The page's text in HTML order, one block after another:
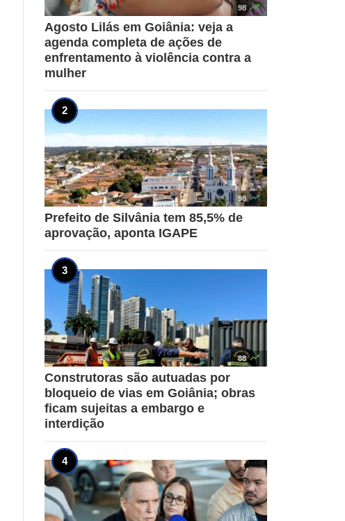
98 
Agosto Lilás em Goiânia: veja a
agenda completa de ações de
enfrentamento à violência contra a
mulher
98 
Prefeito de Silvânia tem 85,5% de
aprovação, aponta IGAPE
88 
Construtoras são autuadas por
bloqueio de vias em Goiânia; obras
ficam sujeitas a embargo e
interdição